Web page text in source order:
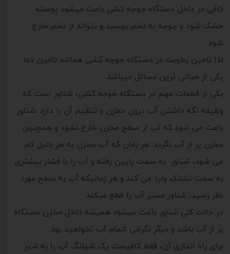
کافی در داخل دستگاه جوجه کشی باعث میشود پوسته
خشک شود و جوجه به تخم بچسبد و نتواند از تخم خارج
شود.
لذا تامین رطوبت در دستگاه جوجه کشی همانند تامین دما
یکی از حیاتی ترین مسائل میباشد.
یکی از قطعات مهم در دستگاه جوجه کشی، شناور است که
وظیفه نگه داشتن آب درون مخزن و تنظیم آن را دارد. شناور
باعث می شود که آب از سطح مخزن خارج نشود و همچنین
مخزن پر از آب نگردد. هر زمان که آب مخزن به هر دلیل کم
می شود، شناور به سمت پایین رفته و آب را با فشار بیشتری
به سمت تشتک وارد می کند و هر زمانیکه آب به سطح مورد
نظر رسید، شناور مسیر آب را قطع میکند.
در حالت کلی شناور باعث میشود همیشه داخل مخزن دستگاه
پر از آب باشد و دیگر نگرانی اتمام آب نخواهید بود.
برای راه اندازی آن، فقط کافیست یک شیلنگ آب را به شیر